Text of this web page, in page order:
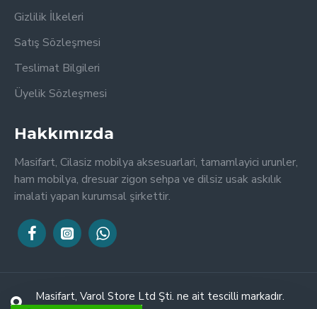
Gizlilik İlkeleri
Satış Sözleşmesi
Teslimat Bilgileri
Üyelik Sözleşmesi
Hakkımızda
Masifart, Cilasiz mobilya aksesuarlari, tamamlayici urunler,
ham mobilya, dresuar zigon sehpa ve dilsiz usak askılık
imalati yapan kurumsal şirkettir.
Masifart, Varol Store Ltd Şti. ne ait tescilli markadır.